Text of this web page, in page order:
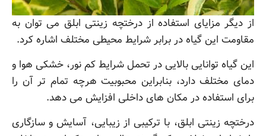
از دیگر مزایای استفاده از درختچه زینتی ابلق می توان به
مقاومت این گیاه در برابر شرایط محیطی مختلف اشاره کرد.
این گیاه توانایی بالایی در تحمل شرایط کم نور، خشکی هوا و
دمای مختلف دارد، بنابراین محبوبیت هرچه تمام تر آن را
برای استفاده در مکان های داخلی افزایش می دهد.
درختچه زینتی ابلق، با ترکیبی از زیبایی، آسایش و سازگاری